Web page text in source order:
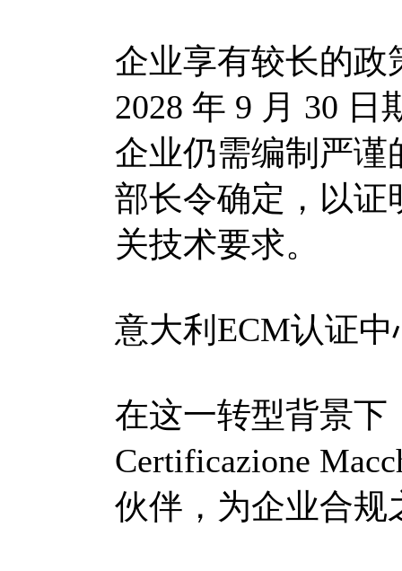
企业享有较长的政
2028 年 9 月 30
企业仍需编制严谨
部长令确定，以证
关技术要求。
意大利ECM认证
在这一转型背景下
Certificazione
伙伴，为企业合规